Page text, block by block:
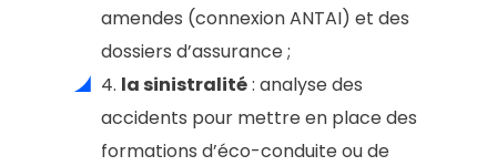
amendes (connexion ANTAI) et des
dossiers d’assurance ;
4. la sinistralité: analyse des
accidents pour mettre en place des
formations d’éco-conduite ou de